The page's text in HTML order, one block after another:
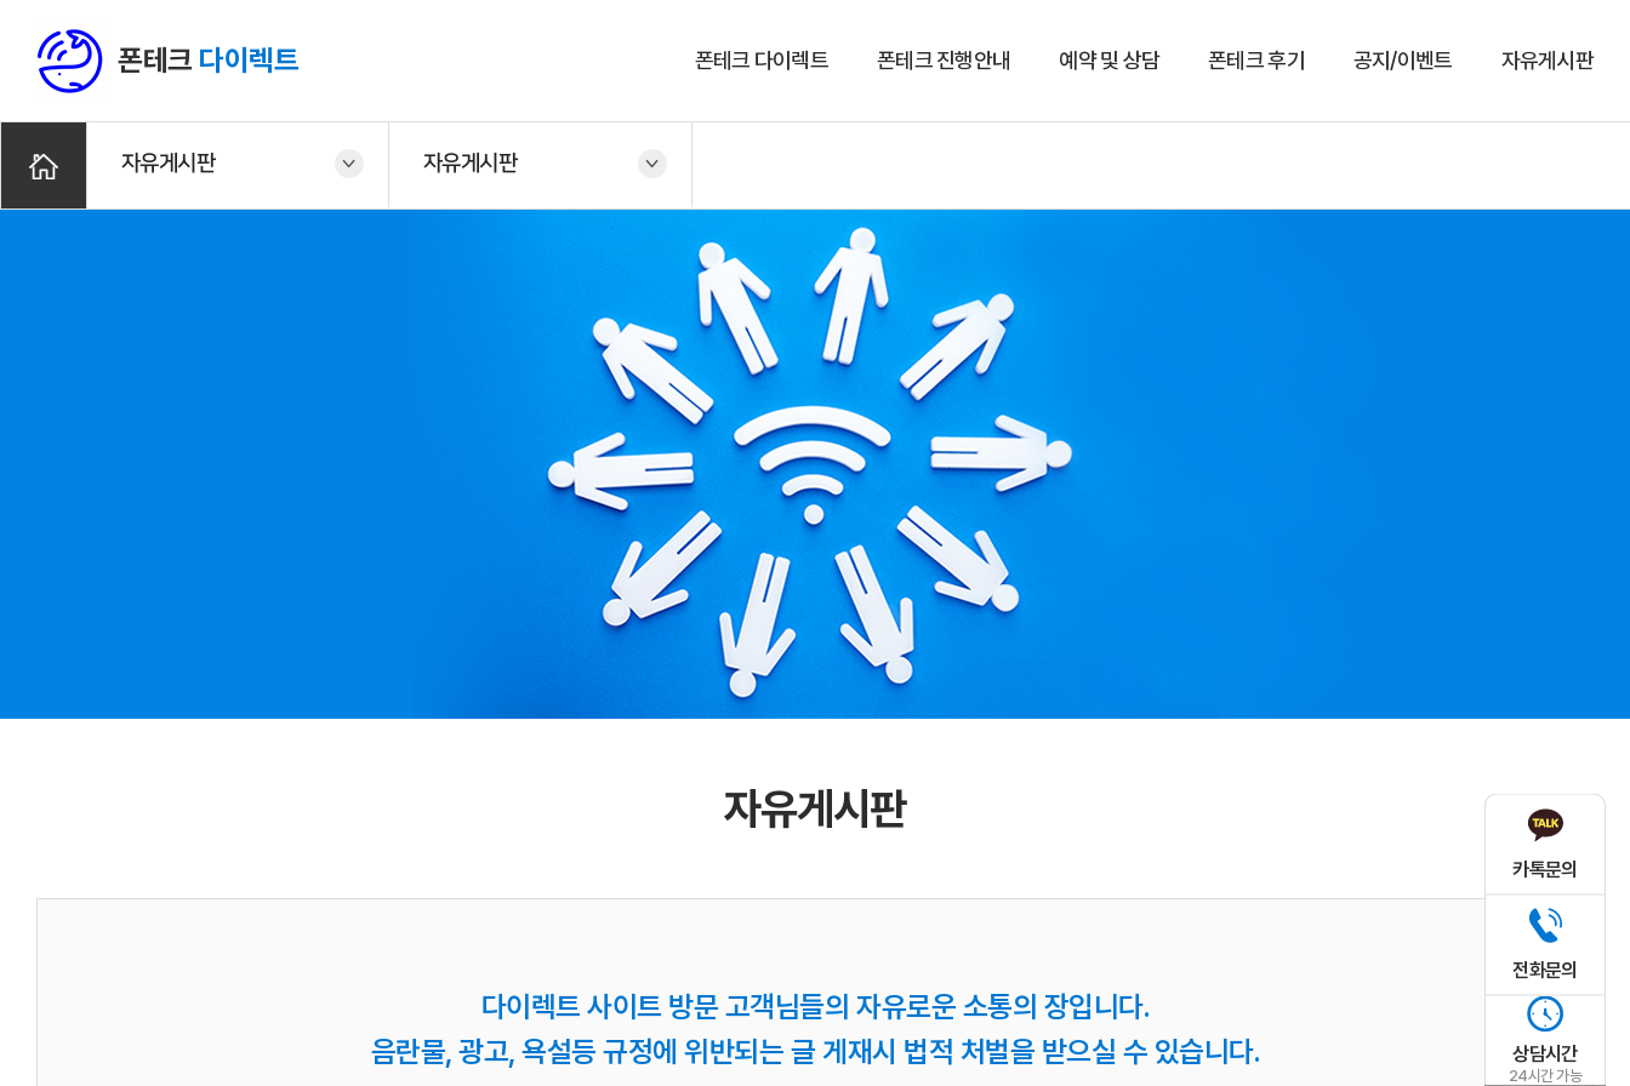
폰테크 다이렉트 폰테크 다이렉트 폰테크 진행안내 예약 및 상담 폰테크 후기 공지/이벤트 자유게시판
자유게시판 자유게시판
자유게시판
다이렉트 사이트 방문 고객님들의 자유로운 소통의 장입니다.
음란물, 광고, 욕설등 규정에 위반되는 글 게재시 법적 처벌을 받으실 수 있습니다.
카톡문의
전화문의
상담시간
24시간 가능